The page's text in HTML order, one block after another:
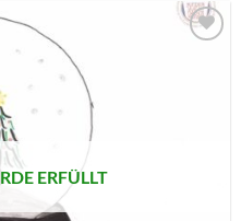
ERFÜLLT